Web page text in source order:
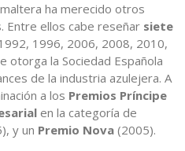
ha merecido otros
Entre ellos cabe reseñar siete
1996, 2006, 2008, 2010,
otorga la Sociedad Española
de la industria azulejera. A
a los Premios Príncipe
en la categoría de
y un Premio Nova (2005).